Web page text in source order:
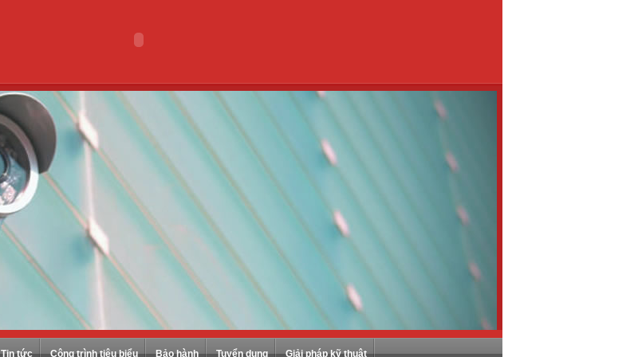
Tin tức Công trình tiêu biểu Bảo hành Tuyển dụng Giải pháp kỹ thuật